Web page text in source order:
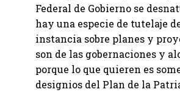
Federal de Gobierno se
hay una especie de tutelaje
instancia sobre planes y
son de las gobernaciones y
porque lo que quieren es
designios del Plan de la